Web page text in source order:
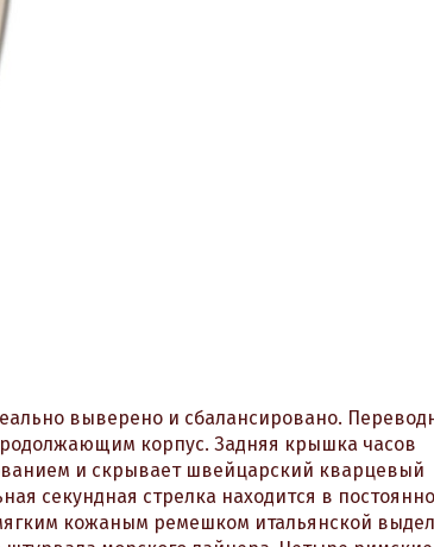
выверено и сбалансировано.
корпус. Задняя крышка часов
и скрывает швейцарский кварцевый
секундная стрелка находится в
кожаным ремешком итальянской